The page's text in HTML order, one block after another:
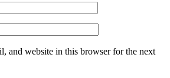
and website in this browser for the next